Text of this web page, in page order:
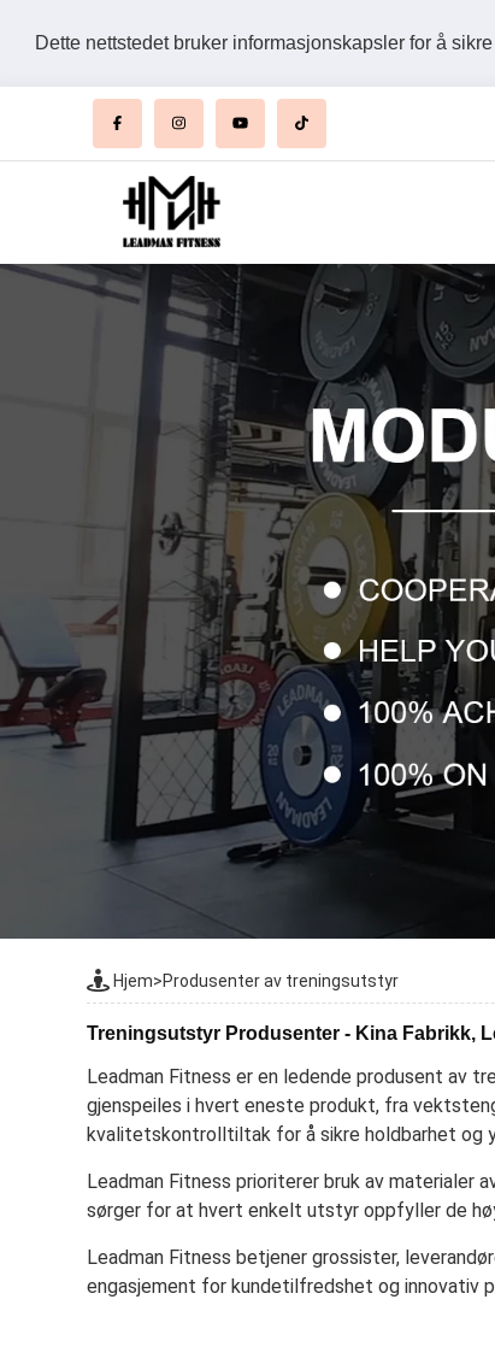
Dette nettstedet bruker informasjonskapsler for å
Hjem>Produsenter av treningsutstyr
Treningsutstyr Produsenter - Kina Fabrikk,
Leadman Fitness er en ledende produsent av
gjenspeiles i hvert eneste produkt, fra
kvalitetskontrolltiltak for å sikre holdbarhet og
Leadman Fitness prioriterer bruk av
sørger for at hvert enkelt utstyr oppfyller de
Leadman Fitness betjener grossister,
engasjement for kundetilfredshet og innovativ